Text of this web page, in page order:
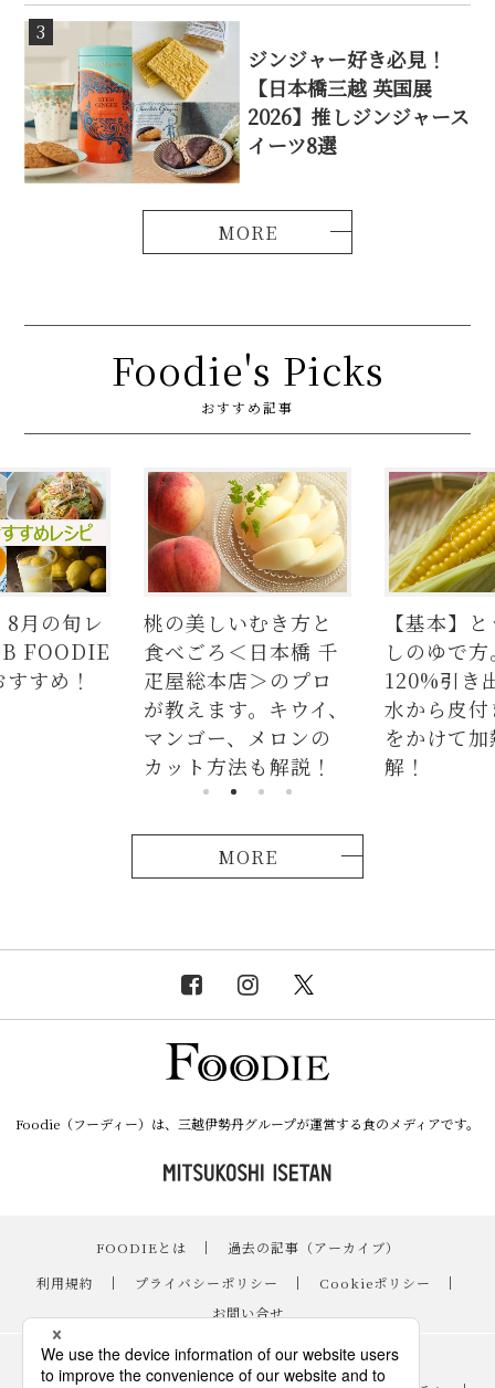
3
ジンジャー好き必見！
【日本橋三越 英国展
2026】推しジンジャース
イーツ8選
Foodie's Picks
おすすめ記事
むき方と
日本橋 千
のプロ
【基本】とうもろこ
しのゆで方。甘さを
120%引き出すには、
水から皮付き＆時間
をかけて加熱が正
解！
【簡単】
の人気レ
ラダはタ
麺、よだ
つかない
説！
MORE
Foodie（フーディー）は、三越伊勢丹グループが運営する食のメディアです。
FOODIEとは ｜
過去の記事（アーカイブ）
｜
利用規約 ｜ プライバシーポリシー ｜ Cookieポリシー
｜
お問い合せ
レシピ ｜
スイーツ
｜